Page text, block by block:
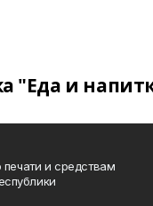
"Еда и
печати и средствам